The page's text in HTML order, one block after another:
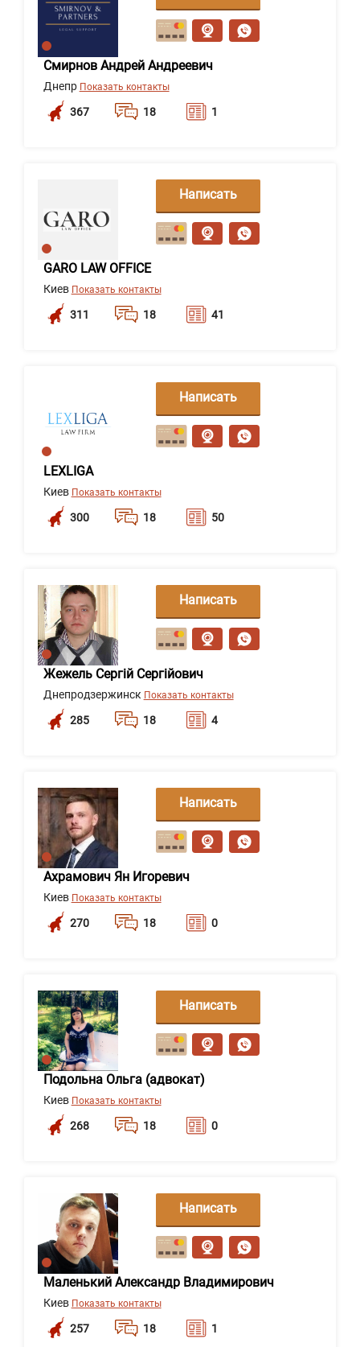
Смирнов Андрей Андреевич
Днепр Показать контакты
367 18 1
сообщение
GARO LAW OFFICE
Киев Показать контакты
311 18 41
Написать
сообщение
LEXLIGA
Киев Показать контакты
300 18 50
Написать
сообщение
Жежель Сергій Сергійович
Днепродзержинск Показать контакты
285 18 4
Написать
сообщение
Ахрамович Ян Игоревич
Киев Показать контакты
270 18 0
Написать
сообщение
Подольна Ольга (адвокат)
Киев Показать контакты
268 18 0
Написать
сообщение
Маленький Александр Владимирович
Киев Показать контакты
257 18 1
Написать
сообщение